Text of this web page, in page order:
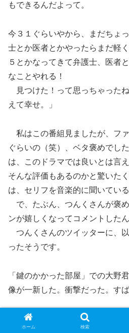
もできるんだよって。
今３１ぐらいやから、まだちょ
士とか医者とかやったらまだ軽
５とかなってきて弁護士、医者
なことやれる！
見つけた！って思っちゃった
えて幸せ。」
私はこの番組見ましたが、フ
ぐらいの（笑）、ベタ褒めでし
は、このドラマでは良いとは言
そんな評価もあるのかと驚いた
は、セリフを音楽的に聞いている
で、たぶん、つんくさんが褒
ンが嬉しくなってコメントしたん
つんくさんのツイッターに、
ったそうです。
「鍵のかかった部屋」での大野
像が一新した。衝撃だった。す
嵐の大野君の演技についてこな
ホーム 検索